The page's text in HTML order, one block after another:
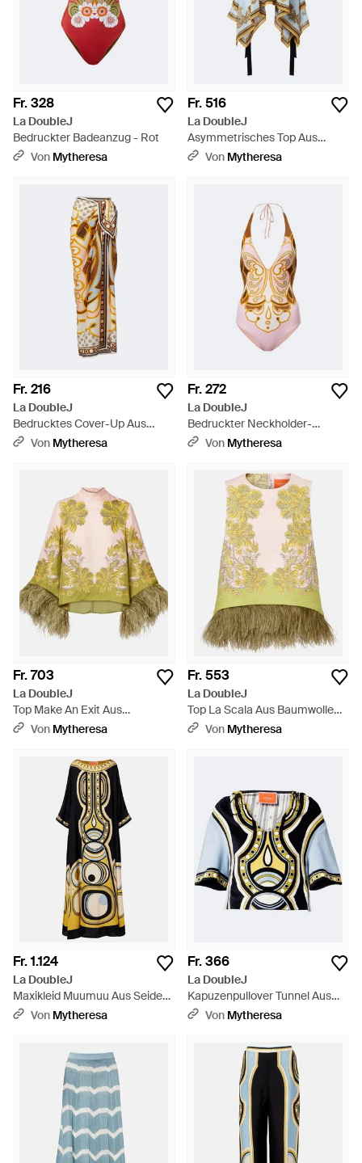
Fr. 328
La DoubleJ
Bedruckter Badeanzug - Rot
Von Mytheresa
Fr. 516
La DoubleJ
Asymmetrisches Top Aus
Baumwolle - Blau
Von Mytheresa
Fr. 216
La DoubleJ
Bedrucktes Cover-Up Aus
Baumwolle - Mettallic
Von Mytheresa
Fr. 272
La DoubleJ
Bedruckter Neckholder-
Badeanzug - Pink
Von Mytheresa
Fr. 703
La DoubleJ
Top Make An Exit Aus
Seidentwill Mit Federn - Gelb
Von Mytheresa
Fr. 553
La DoubleJ
Top La Scala Aus Baumwolle
Mit Federn - Gelb
Von Mytheresa
Fr. 1.124
La DoubleJ
Maxikleid Muumuu Aus Seiden-
Twill - Mettallic
Von Mytheresa
Fr. 366
La DoubleJ
Kapuzenpullover Tunnel Aus
Frottee - Schwarz
Von Mytheresa